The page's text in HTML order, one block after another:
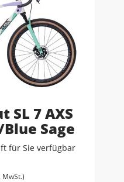
SL 7 AXS
Sage
für Sie verfügbar
MwSt.)